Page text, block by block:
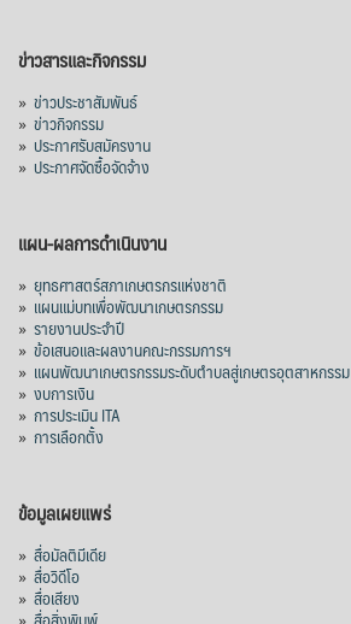
ข่าวสารและกิจกรรม
» ข่าวประชาสัมพันธ์
» ข่าวกิจกรรม
» ประกาศรับสมัครงาน
» ประกาศจัดซื้อจัดจ้าง
แผน-ผลการดำเนินงาน
» ยุทธศาสตร์สภาเกษตรกรแห่งชาติ
» แผนแม่บทเพื่อพัฒนาเกษตรกรรม
» รายงานประจำปี
» ข้อเสนอและผลงานคณะกรรมการฯ
» แผนพัฒนาเกษตรกรรมระดับตำบลสู่เกษตรอุตสาหกรรม
» งบการเงิน
» การประเมิน ITA
» การเลือกตั้ง
ข้อมูลเผยแพร่
» สื่อมัลติมีเดีย
» สื่อวิดีโอ
» สื่อเสียง